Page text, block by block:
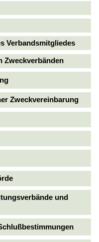
Verbandsmitgliedes
Zweckverbänden
Zweckvereinbarung
und